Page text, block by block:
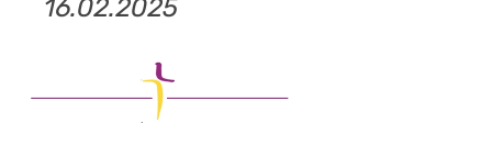
16.02.2025